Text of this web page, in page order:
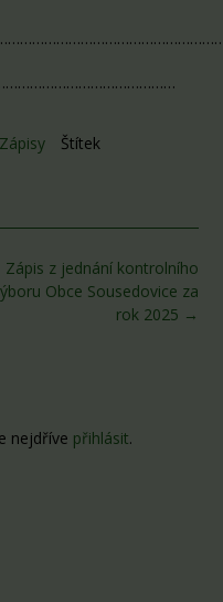
Zápisy
Štítek
Zápis z jednání kontrolního
Obce Sousedovice za
rok 2025 →
nejdříve přihlásit.